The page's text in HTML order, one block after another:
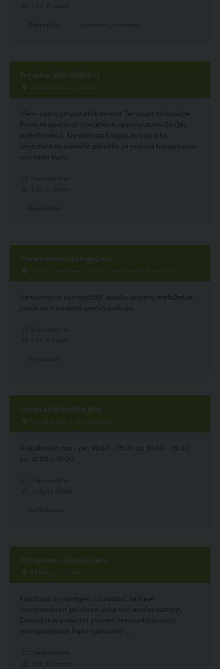
Tervolan eläinlääkärit
Konepajantie 2, Tervola
Meri-Lapin ympäristöpalvelut Tervolan toimipiste
Pieneläinpotilaat hoidetaan ajanvarauksella (kts.
puhelinaika). Kiireellisissä tapauksissa aika
järjestetään samalle päivälle ja muissa tapauksissa
niin pian kuin...
Ounasrinteen koirapuisto
Ounasrinteentien ja Saaruantien risteys, Rovaniemi
Hessuntoria vastapäätä. Isohko aidattu metsäalue,
jossa on runsaasti pieniä polkuja.
Lemmikkieläinliike Jälki
Pohjolankatu 4-6, Rovaniemi
Aukioloajat ma - pe: 10:00 - 18:00 la: 10:00 - 16:00
su: 12:00 - 16:00
Pitkäjärven Eläinklinikka
Kiillekuja 1, Mikkeli
Käytössä on röntgen, ultraääni, laitteet
hammaskiven poistoon sekä verianalysaattorit.
Eläinlääkäripalvelut yleinen terveydenhuolto
monipuolisesti hammashuolto ...